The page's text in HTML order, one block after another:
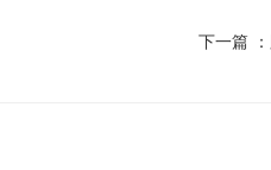
下一篇 ：